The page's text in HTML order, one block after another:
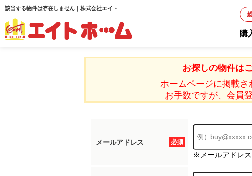
該当する物件は存在しません｜株式会社エイト
購
お探しの物件は
ホームページに掲載さ
お手数ですが、会員
必須
メールアドレス
※メールアドレス